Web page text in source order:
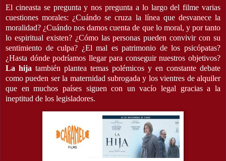
El cineasta se pregunta y nos pregunta a lo largo del filme varias
cuestiones morales: ¿Cuándo se cruza la línea que desvanece la
moralidad? ¿Cuándo nos damos cuenta de que lo moral, y por tanto
lo espiritual existen? ¿Cómo las personas pueden convivir con su
sentimiento de culpa? ¿El mal es patrimonio de los psicópatas?
¿Hasta dónde podríamos llegar para conseguir nuestros objetivos?
La hija también plantea temas polémicos y en constante debate
como pueden ser la maternidad subrogada y los vientres de alquiler
que en muchos países siguen con un vacío legal gracias a la
ineptitud de los legisladores.